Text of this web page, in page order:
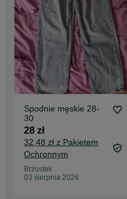
Spodnie męskie 28-
30
28 zł
32,48 zł z Pakietem
Ochronnym
Brzostek
03 sierpnia 2026